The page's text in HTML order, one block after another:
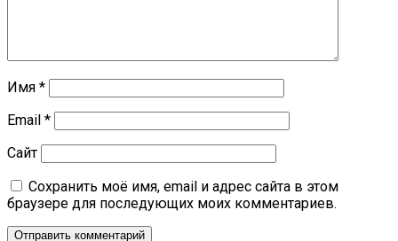
Имя *
Email *
Сайт
Сохранить моё имя, email и адрес сайта в этом
браузере для последующих моих комментариев.